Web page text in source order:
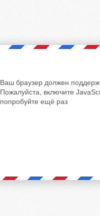
Ваш браузер должен
Пожалуйста, включите
попробуйте ещё раз